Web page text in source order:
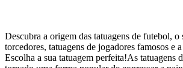
Descubra a origem das tatuagens de futebol,
torcedores, tatuagens de jogadores famosos e
Escolha a sua tatuagem perfeita!As tatuagens